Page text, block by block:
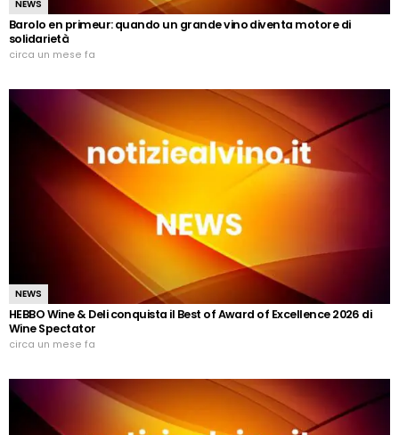
NEWS
Barolo en primeur: quando un grande vino diventa motore di
solidarietà
circa un mese fa
NEWS
HEBBO Wine & Deli conquista il Best of Award of Excellence 2026 di
Wine Spectator
circa un mese fa